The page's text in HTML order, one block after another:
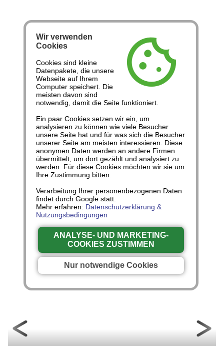
cookie
Wir verwenden
Cookies
Cookies sind kleine
Datenpakete, die unsere
Webseite auf Ihrem
Computer speichert. Die
meisten davon sind
notwendig, damit die Seite funktioniert.
Ein paar Cookies setzen wir ein, um
analysieren zu können wie viele Besucher
unsere Seite hat und für was sich die Besucher
unserer Seite am meisten interessieren. Diese
anonymen Daten werden an andere Firmen
übermittelt, um dort gezählt und analysiert zu
werden. Für diese Cookies möchten wir sie um
Ihre Zustimmung bitten.
Verarbeitung Ihrer personenbezogenen Daten
findet durch Google statt.
Mehr erfahren: Datenschutzerklärung &
Nutzungsbedingungen
ANALYSE- UND MARKETING-
COOKIES ZUSTIMMEN
Nur notwendige Cookies